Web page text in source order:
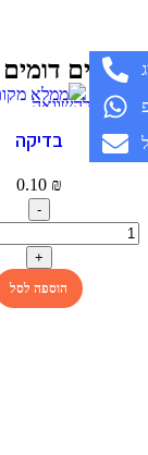
מוצרים דומים
הוספה להשוואה
הוספה למועדפים
בדיקה
0.10 ₪
הוספה לסל